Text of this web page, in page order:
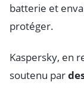
batterie et
protéger.
Kaspersky, en
soutenu par